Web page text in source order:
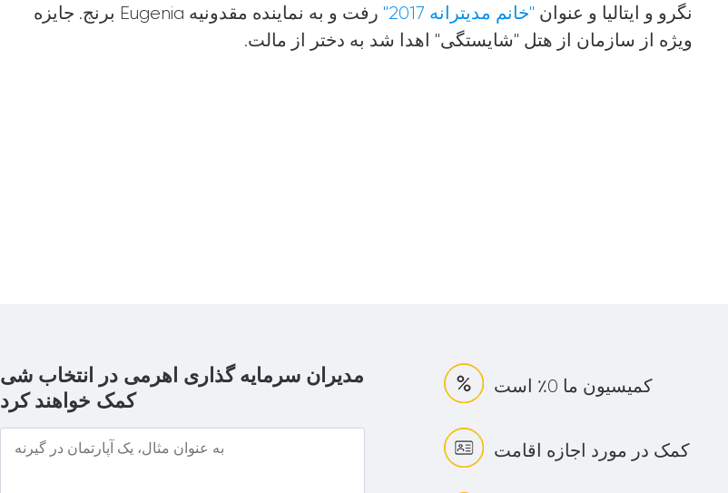
نگرو و ایتالیا و عنوان "خانم مدیترانه 2017"
رفت و به نماینده مقدونیه Eugenia برنج. جایزه
ویژه از سازمان از هتل "شایستگی" اهدا شد به دختر از مالت.
مدیران سرمایه گذاری اهرمی در انتخاب شی
کمک خواهند کرد
کمیسیون ما 0٪ است
کمک در مورد اجازه اقامت